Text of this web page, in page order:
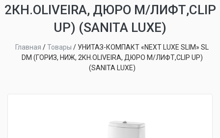
2КН.OLIVEIRA, ДЮРО М/ЛИФТ,CLIP
UP) (SANITA LUXE)
Главная /Товары / УНИТАЗ-КОМПАКТ «NEXT LUXE SLIM» SL
DM (ГОРИЗ, НИЖ, 2КН.OLIVEIRA, ДЮРО М/ЛИФТ,CLIP UP)
(SANITA LUXE)